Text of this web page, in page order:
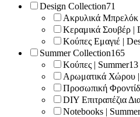
Design Collection71
Ακρυλικά Μπρελόκ
Κεραμικά Σουβέρ |
Κούπες Εμαγιέ |
Summer Collection165
Κούπες | Summer13
Αρωματικά Χώρου |
Προσωπική
DIY Επιτραπέζια
Notebooks | Summer